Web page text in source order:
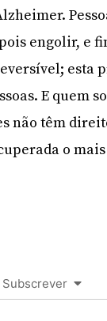
engolir, e
esta
E quem
não têm
o
Subscrever